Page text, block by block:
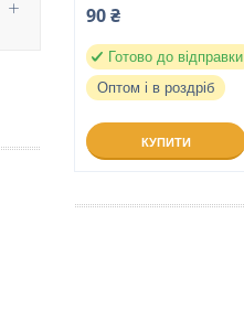
90 ₴
Готово до відправки
Оптом і в роздріб
КУПИТИ